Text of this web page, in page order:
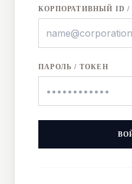
КОРПОРАТИВНЫЙ ID /
ПАРОЛЬ / ТОКЕН